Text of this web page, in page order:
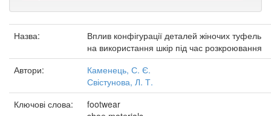
Назва:
Вплив конфігурації деталей жіночих туфель
на використання шкір під час розкроювання
Автори:
Каменець, С. Є.
Свістунова, Л. Т.
Ключові слова:
footwear